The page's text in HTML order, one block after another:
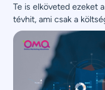
Te is elköveted ezeket
tévhit, ami csak a
nem növeli.